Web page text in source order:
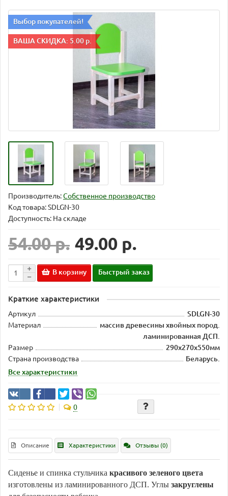
Выбор покупателей!
ВАША СКИДКА: 5.00 р.
Производитель:Собственное производство
Код товара:SDLGN-30
Доступность: На складе
54.00 р. 49.00 р.
В корзину Быстрый заказ
Краткие характеристики
Артикул
SDLGN-30
Материал
массив древесины хвойных пород.
ламинированная ДСП.
Размер
290х270х550мм
Страна производства
Беларусь.
Все характеристики
0
Описание Характеристики Отзывы (0)
Сиденье и спинка стульчика красивого зеленого цвета
изготовлены из ламинированного ДСП. Углы закруглены